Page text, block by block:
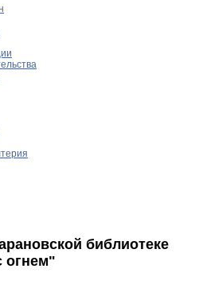
библиотеке
огнем"